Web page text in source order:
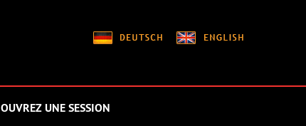
OUVREZ UNE SESSION